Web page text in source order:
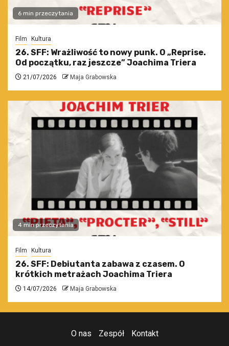
6 min przeczytania
Film Kultura
26. SFF: Wrażliwość to nowy punk. O „Reprise.
Od początku, raz jeszcze” Joachima Triera
21/07/2026 Maja Grabowska
4 min przeczytania
Film Kultura
26. SFF: Debiutanta zabawa z czasem. O
krótkich metrażach Joachima Triera
14/07/2026 Maja Grabowska
O nas Zespół Kontakt